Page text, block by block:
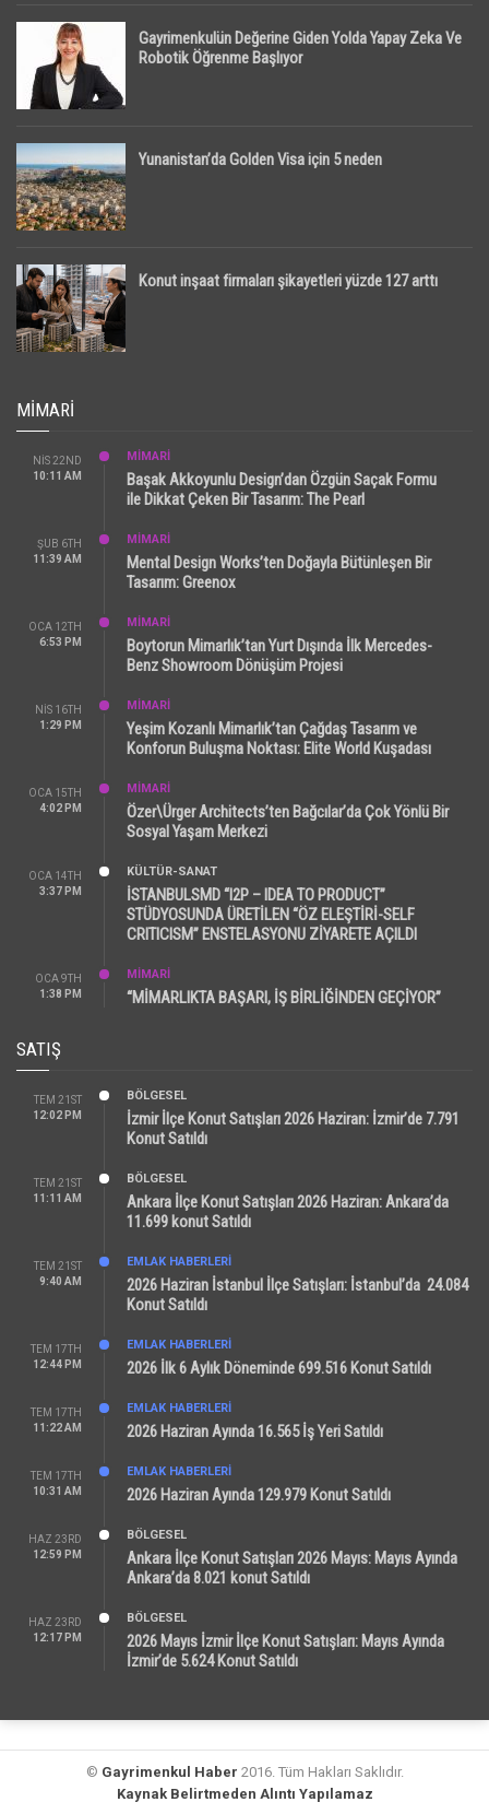
Gayrimenkulün Değerine Giden Yolda Yapay Zeka Ve
Robotik Öğrenme Başlıyor
Yunanistan’da Golden Visa için 5 neden
Konut inşaat firmaları şikayetleri yüzde 127 arttı
MIMARI
NIS 22ND
10:11 AM
MİMARİ
Başak Akkoyunlu Design’dan Özgün Saçak Formu
ile Dikkat Çeken Bir Tasarım: The Pearl
ŞUB 6TH
11:39 AM
MİMARİ
Mental Design Works’ten Doğayla Bütünleşen Bir
Tasarım: Greenox
OCA 12TH
6:53 PM
MİMARİ
Boytorun Mimarlık’tan Yurt Dışında İlk Mercedes-
Benz Showroom Dönüşüm Projesi
NIS 16TH
1:29 PM
MİMARİ
Yeşim Kozanlı Mimarlık’tan Çağdaş Tasarım ve
Konforun Buluşma Noktası: Elite World Kuşadası
OCA 15TH
4:02 PM
MİMARİ
Özer\Ürger Architects’ten Bağcılar’da Çok Yönlü Bir
Sosyal Yaşam Merkezi
OCA 14TH
3:37 PM
KÜLTÜR-SANAT
İSTANBULSMD “I2P – IDEA TO PRODUCT”
STÜDYOSUNDA ÜRETİLEN “ÖZ ELEŞTİRİ-SELF
CRITICISM” ENSTELASYONU ZİYARETE AÇILDI
OCA 9TH
1:38 PM
MİMARİ
“MİMARLIKTA BAŞARI, İŞ BİRLİĞİNDEN GEÇİYOR”
SATIŞ
TEM 21ST
12:02 PM
BÖLGESEL
İzmir İlçe Konut Satışları 2026 Haziran: İzmir’de 7.791
Konut Satıldı
TEM 21ST
11:11 AM
BÖLGESEL
Ankara İlçe Konut Satışları 2026 Haziran: Ankara’da
11.699 konut Satıldı
TEM 21ST
9:40 AM
EMLAK HABERLERI
2026 Haziran İstanbul İlçe Satışları: İstanbul’da 24.084
Konut Satıldı
TEM 17TH
12:44 PM
EMLAK HABERLERI
2026 İlk 6 Aylık Döneminde 699.516 Konut Satıldı
TEM 17TH
11:22 AM
EMLAK HABERLERI
2026 Haziran Ayında 16.565 İş Yeri Satıldı
TEM 17TH
10:31 AM
EMLAK HABERLERI
2026 Haziran Ayında 129.979 Konut Satıldı
HAZ 23RD
12:59 PM
BÖLGESEL
Ankara İlçe Konut Satışları 2026 Mayıs: Mayıs Ayında
Ankara’da 8.021 konut Satıldı
HAZ 23RD
12:17 PM
BÖLGESEL
2026 Mayıs İzmir İlçe Konut Satışları: Mayıs Ayında
İzmir’de 5.624 Konut Satıldı
© Gayrimenkul Haber 2016. Tüm Hakları Saklıdır.
Kaynak Belirtmeden Alıntı Yapılamaz